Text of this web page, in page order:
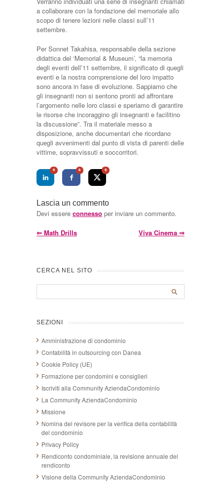
a collaborare con la fondazione del memoriale allo
scopo di tenere lezioni nelle classi sull’11
settembre.
Per Sonnet Takahisa, responsabile della sezione
didattica del ‘Memorial & Museum’, “la memoria
degli eventi dell’11 settembre, il significato di quegli
eventi e la nostra comprensione del loro impatto
sono ancora in fase di evoluzione. Sappiamo che
gli insegnanti non si sentono pronti ad affrontare
l’argomento nelle loro classi e speriamo di garantire
le risorse che incoraggino gli insegnanti e facilitino
la discussione”. Tra il materiale messo a
disposizione, anche documentari che ricordano
quegli avvenimenti dal punto di vista di parenti delle
vittime, sopravvissuti e soccorritori.
0 0 0
Lascia un commento
Devi essere connesso per inviare un commento.
⇐ Math Drills Viva Cinema ⇒
CERCA NEL SITO
SEZIONI
Amministrazione di condominio
Contabilità in outsourcing con Danea
Cookie Policy (UE)
Formazione per condomini e consiglieri
Iscriviti alla Community AziendaCondominio
La Community AziendaCondominio
Missione
Nomina del revisore per la verifica della contabilità
del condominio
Privacy Policy
Rendiconto condominiale, la revisione annuale del
rendiconto
Visione della Community AziendaCondominio